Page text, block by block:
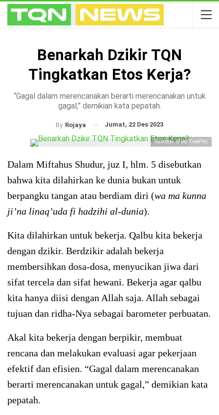
Benarkah Dzikir TQN
Tingkatkan Etos Kerja?
“Gagal dalam merencanakan berarti merencanakan untuk
gagal,” demikian kata pepatah.
By Rojaya Jumat, 22 Des 2023
Ilustrasi. (Foto: FreePik)
Dalam Miftahus Shudur, juz I, hlm. 5 disebutkan
bahwa kita dilahirkan ke dunia bukan untuk
berpangku tangan atau berdiam diri (wa ma kunna
ji’na linaq’uda fi hadzihi al-dunia).
Kita dilahirkan untuk bekerja. Qalbu kita bekerja
dengan dzikir. Berdzikir adalah bekerja
membersihkan dosa-dosa, menyucikan jiwa dari
sifat tercela dan sifat hewani. Bekerja agar qalbu
kita hanya diisi dengan Allah saja. Allah sebagai
tujuan dan ridha-Nya sebagai barometer perbuatan.
Akal kita bekerja dengan berpikir, membuat
rencana dan melakukan evaluasi agar pekerjaan
efektif dan efisien. “Gagal dalam merencanakan
berarti merencanakan untuk gagal,” demikian kata
pepatah.